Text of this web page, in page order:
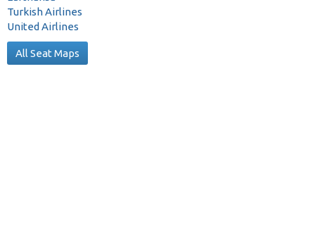
Turkish Airlines
United Airlines
All Seat Maps